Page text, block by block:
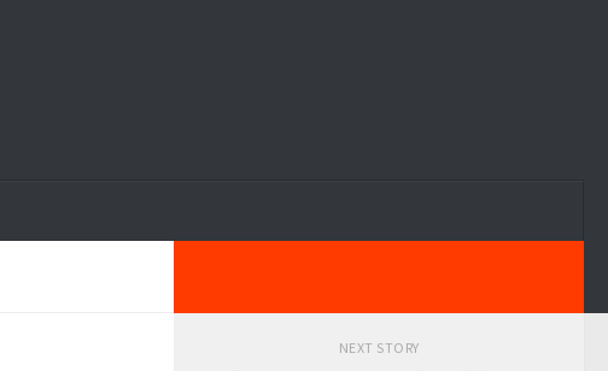
NEXT STORY